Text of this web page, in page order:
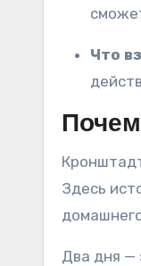
Что
Здесь
Два дня —